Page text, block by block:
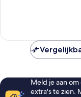
Meld je aan
extra's te zien.